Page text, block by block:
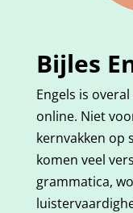
Bijles
Engels is
online. Niet
kernvakken op
komen veel
grammatica,